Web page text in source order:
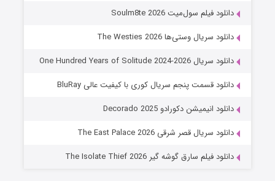
عملیات آپارتمان
قسمت۲ (زیرنویس) منتشر شد
دانلود فیلم سول‌میت Soulm8te 2026
دانلود سریال وستی‌ها The Westies 2026
دانلود سریال One Hundred Years of Solitude 2024-2026
دانلود قسمت پنجم سریال کوری با کیفیت عالی BluRay
دانلود انیمیشن دکورادو Decorado 2025
دانلود سریال قصر شرقی The East Palace 2026
دانلود فیلم سارق گوشه گیر The Isolate Thief 2026